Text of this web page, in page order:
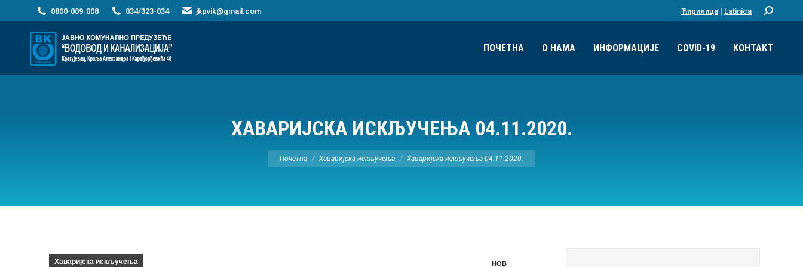
0800-009-008 034/323-034 jkpvik@gmail.com Ћирилица | Latinica Претрага:
ПОЧЕТНА О НАМА ИНФОРМАЦИЈЕ COVID-19 КОНТАКТ
ХАВАРИЈСКА ИСКЉУЧЕЊА 04.11.2020.
Ви сте овде:
Почетна Хаваријска искључења Хаваријска искључења 04.11.2020.
НОВ
Хаваријска искључења